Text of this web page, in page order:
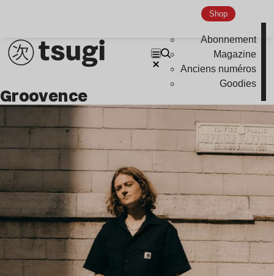
Shop
Abonnement
Magazine
Anciens numéros
Goodies
groovence